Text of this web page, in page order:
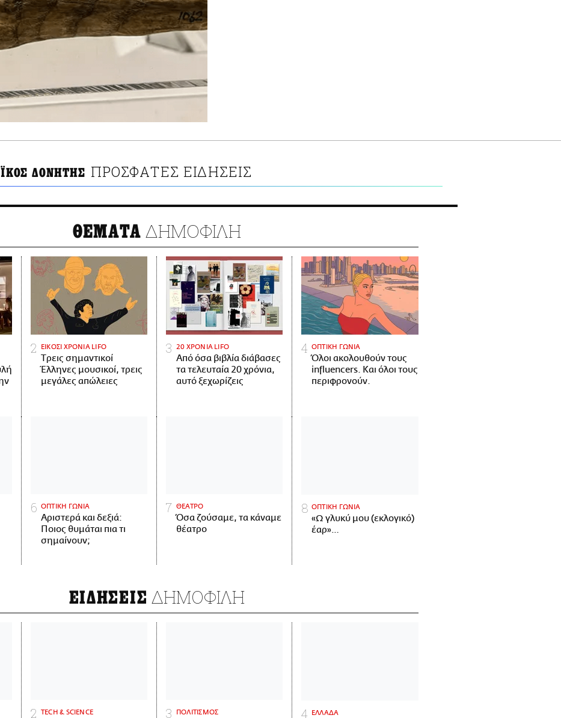
ΔΟΝΗΤΗΣ ΠΡΟΣΦΑΤΕΣ ΕΙΔΗΣΕΙΣ
ΘΕΜΑΤΑ ΔΗΜΟΦΙΛΗ
ΕΙΚΟΣΙ ΧΡΟΝΙΑ LIFO
Tρεις σημαντικοί
Έλληνες μουσικοί, τρεις
μεγάλες απώλειες
20 ΧΡΟΝΙΑ LIFO
Από όσα βιβλία διάβασες
τα τελευταία 20 χρόνια,
αυτό ξεχωρίζεις
ΟΠΤΙΚΗ ΓΩΝΙΑ
Όλοι ακολουθούν τους
influencers. Και όλοι τους
περιφρονούν.
ΟΠΤΙΚΗ ΓΩΝΙΑ
Αριστερά και δεξιά:
Ποιος θυμάται πια τι
σημαίνουν;
ΘΕΑΤΡΟ
Όσα ζούσαμε, τα κάναμε
θέατρο
ΟΠΤΙΚΗ ΓΩΝΙΑ
«Ω γλυκύ μου (εκλογικό)
έαρ»…
ΕΙΔΗΣΕΙΣ ΔΗΜΟΦΙΛΗ
ΤECH & SCIENCE ΠΟΛΙΤΙΣΜΟΣ ΕΛΛΑΔΑ